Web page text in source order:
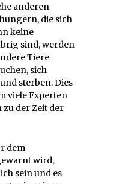
anderen
die sich
keine
sind, werden
Tiere
sich
sterben. Dies
viele Experten
zu der Zeit der
dem
wird,
sein und es